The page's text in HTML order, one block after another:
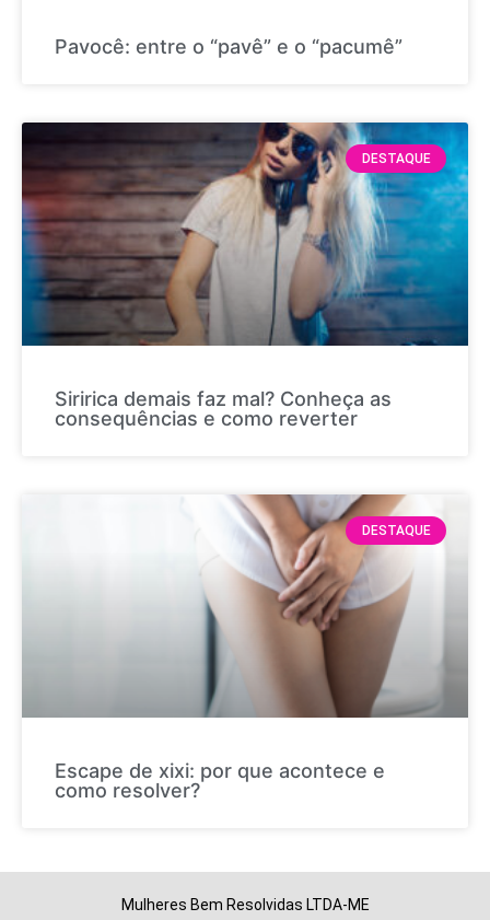
Pavocê: entre o “pavê” e o “pacumê”
DESTAQUE
Siririca demais faz mal? Conheça as
consequências e como reverter
DESTAQUE
Escape de xixi: por que acontece e
como resolver?
Mulheres Bem Resolvidas LTDA-ME